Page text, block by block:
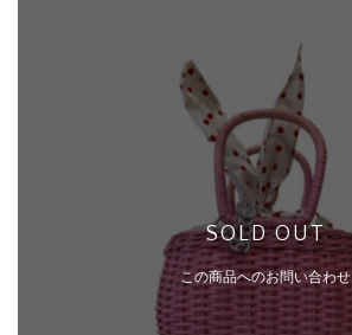
SOLD OUT
この商品へのお問い合わせ